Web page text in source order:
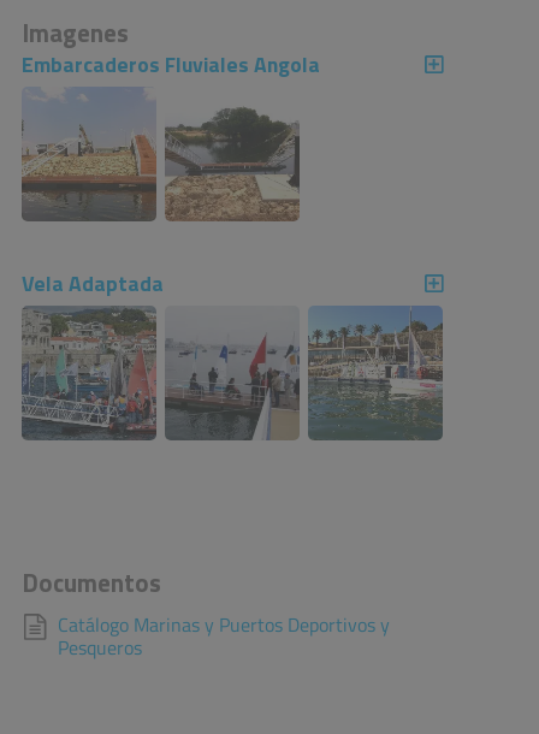
Imagenes
Embarcaderos Fluviales Angola
Vela Adaptada
Documentos
Catálogo Marinas y Puertos Deportivos y
Pesqueros